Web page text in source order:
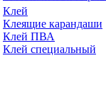
Клей
Клеящие карандаши
Клей ПВА
Клей специальный